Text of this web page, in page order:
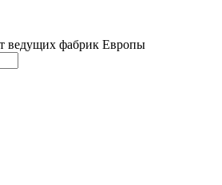
ведущих фабрик Европы